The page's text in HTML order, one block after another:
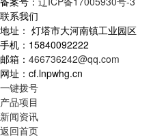
联系我们
地址： 灯塔市大河南镇工业园区
手机：15840092222
邮箱： 466736242@qq.com
网址：cf.lnpwhg.cn
一键拨号
产品项目
新闻资讯
返回首页